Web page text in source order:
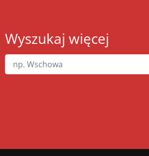
Wyszukaj więcej